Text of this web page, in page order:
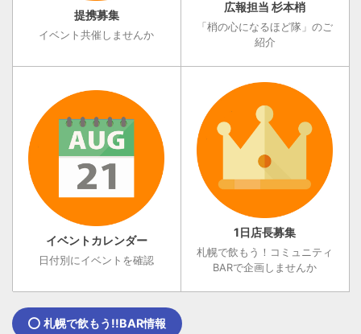
提携募集
イベント共催しませんか
広報担当 杉本梢
「梢の心になるほど隊」のご
紹介
イベントカレンダー
日付別にイベントを確認
1日店長募集
札幌で飲もう！コミュニティ
BARで企画しませんか
札幌で飲もう!!BAR情報